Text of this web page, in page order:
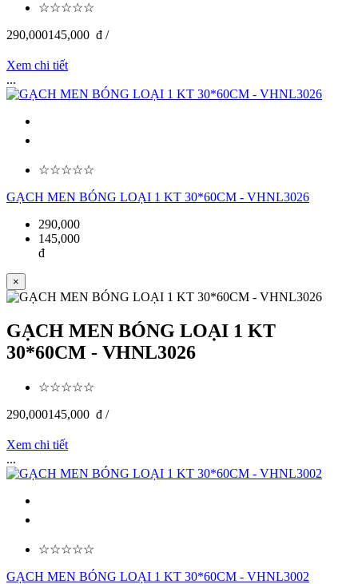
☆☆☆☆☆
290,000145,000 đ /
Xem chi tiết
...
☆☆☆☆☆
GẠCH MEN BÓNG LOẠI 1 KT 30*60CM - VHNL3026
290,000
145,000
đ
×
GẠCH MEN BÓNG LOẠI 1 KT
30*60CM - VHNL3026
☆☆☆☆☆
290,000145,000 đ /
Xem chi tiết
...
☆☆☆☆☆
GẠCH MEN BÓNG LOẠI 1 KT 30*60CM - VHNL3002